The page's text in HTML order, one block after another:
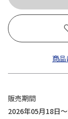
商
販売期間
2026年05月18日